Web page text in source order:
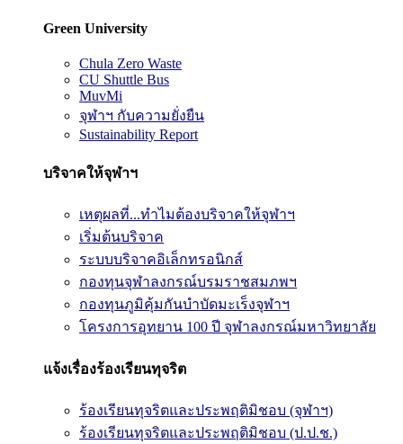
Green University
Chula Zero Waste
CU Shuttle Bus
MuvMi
จุฬาฯ กับความยั่งยืน
Sustainability Report
บริจาคให้จุฬาฯ
เหตุผลที่...ทำไมต้องบริจาคให้จุฬาฯ
เริ่มต้นบริจาค
ระบบบริจาคอิเล็กทรอนิกส์
กองทุนจุฬาลงกรณ์บรมราชสมภพฯ
กองทุนภูมิคุ้มกันบำบัดมะเร็งจุฬาฯ
โครงการอุทยาน 100 ปี จุฬาลงกรณ์มหาวิทยาลัย
แจ้งเรื่องร้องเรียนทุจริต
ร้องเรียนทุจริตและประพฤติมิชอบ (จุฬาฯ)
ร้องเรียนทุจริตและประพฤติมิชอบ (ป.ป.ช.)